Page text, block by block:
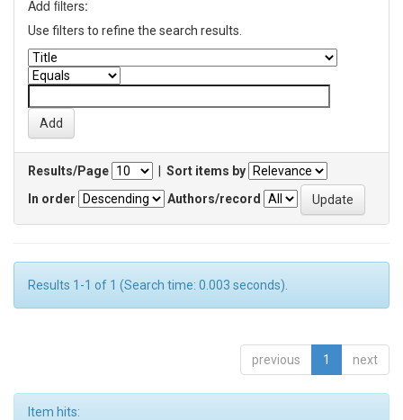
Add filters:
Use filters to refine the search results.
Results/Page
Sort items by
In order
Authors/record
Results 1-1 of 1 (Search time: 0.003 seconds).
previous 1 next
Item hits: